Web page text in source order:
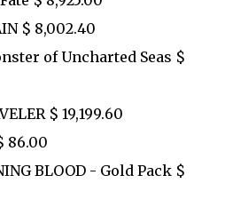
$ 8,002.40
of Uncharted Seas $
$ 19,199.60
86.00
BLOOD - Gold Pack $